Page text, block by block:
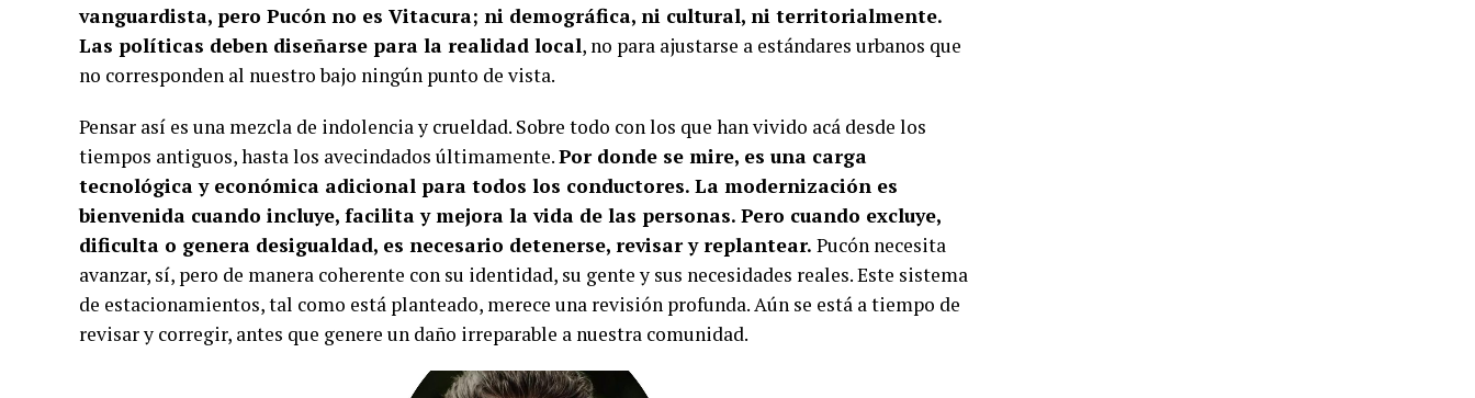
vanguardista, pero Pucón no es Vitacura; ni demográfica, ni cultural, ni territorialmente.
Las políticas deben diseñarse para la realidad local, no para ajustarse a estándares urbanos que
no corresponden al nuestro bajo ningún punto de vista.
Pensar así es una mezcla de indolencia y crueldad. Sobre todo con los que han vivido acá desde los
tiempos antiguos, hasta los avecindados últimamente.Por donde se mire, es una carga
tecnológica y económica adicional para todos los conductores. La modernización es
bienvenida cuando incluye, facilita y mejora la vida de las personas. Pero cuando excluye,
dificulta o genera desigualdad, es necesario detenerse, revisar y replantear. Pucón necesita
avanzar, sí, pero de manera coherente con su identidad, su gente y sus necesidades reales. Este sistema
de estacionamientos, tal como está planteado, merece una revisión profunda. Aún se está a tiempo de
revisar y corregir, antes que genere un daño irreparable a nuestra comunidad.